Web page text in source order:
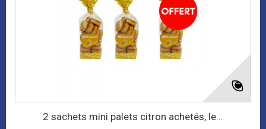
2 sachets mini palets citron achetés, le...